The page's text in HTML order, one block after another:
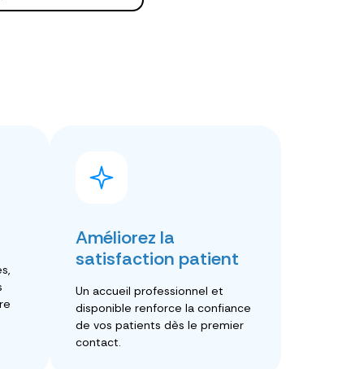
Améliorez la
satisfaction patient
Un accueil professionnel et
disponible renforce la confiance
de vos patients dès le premier
contact.